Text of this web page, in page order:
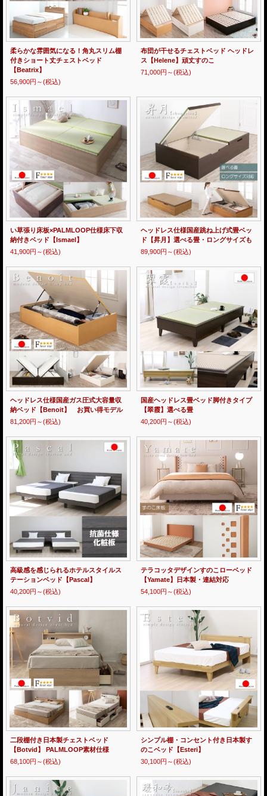
柔らかな雰囲気になる！角丸スリム棚
付きショート丈チェストベッド
【Beatrix】
56,900円～(税込)
布団が干せるチェストベッド ヘッドレ
ス【Helene】頑丈すのこ
71,000円～(税込)
い草張り床板×PALMLOOP仕様床下収
納付きベッド【Ismael】
41,900円～(税込)
ヘッドレス仕様国産跳ね上げ式畳ベッ
ド【昇月】選べる畳・ロングサイズも
89,900円～(税込)
ヘッドレス仕様国産ガス圧式大容量収
納ベッド【Benoit】 お買い得モデル
81,200円～(税込)
国産ヘッドレス畳ベッド脚付きタイプ
【翠霞】選べる畳
40,200円～(税込)
高級感を感じられるホテルスタイルス
テーションベッド【Pascal】
40,200円～(税込)
テラコッタデザインすのこローベッド
【Yamate】日本製・連結対応
54,100円～(税込)
二段棚付き日本製チェストベッド
【Botvid】 PALMLOOP素材仕様
68,100円～(税込)
シンプル棚・コンセント付き日本製す
のこベッド【Esteri】
30,100円～(税込)